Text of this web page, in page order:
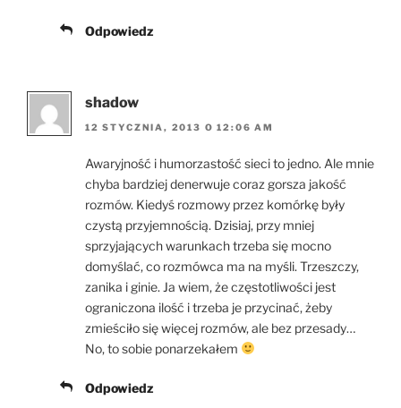
Odpowiedz
shadow
12 STYCZNIA, 2013 O 12:06 AM
Awaryjność i humorzastość sieci to jedno. Ale mnie
chyba bardziej denerwuje coraz gorsza jakość
rozmów. Kiedyś rozmowy przez komórkę były
czystą przyjemnością. Dzisiaj, przy mniej
sprzyjających warunkach trzeba się mocno
domyślać, co rozmówca ma na myśli. Trzeszczy,
zanika i ginie. Ja wiem, że częstotliwości jest
ograniczona ilość i trzeba je przycinać, żeby
zmieściło się więcej rozmów, ale bez przesady…
No, to sobie ponarzekałem
Odpowiedz